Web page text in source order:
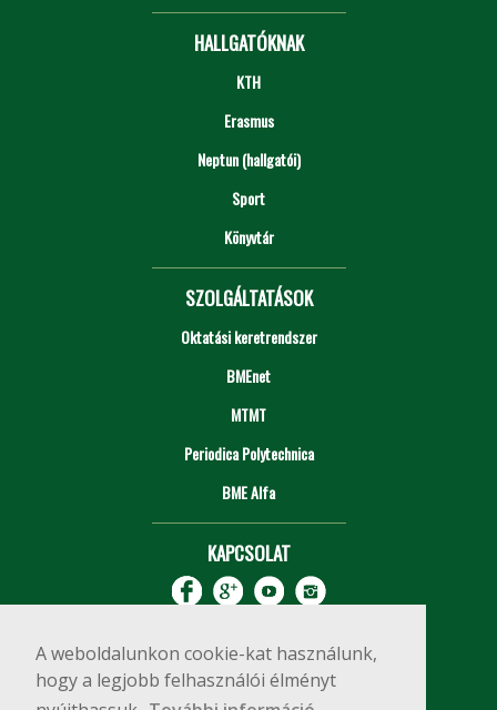
A weboldalunkon cookie-kat használunk,
hogy a legjobb felhasználói élményt
HALLGATÓKNAK
KTH
Erasmus
Neptun (hallgatói)
Sport
Könyvtár
SZOLGÁLTATÁSOK
Oktatási keretrendszer
BMEnet
MTMT
Periodica Polytechnica
BME Alfa
KAPCSOLAT